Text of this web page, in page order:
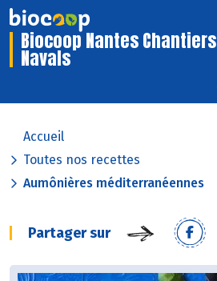
Biocoop Nantes Chantiers
Navals
Accueil
Toutes nos recettes
Aumônières méditerranéennes
Partager sur